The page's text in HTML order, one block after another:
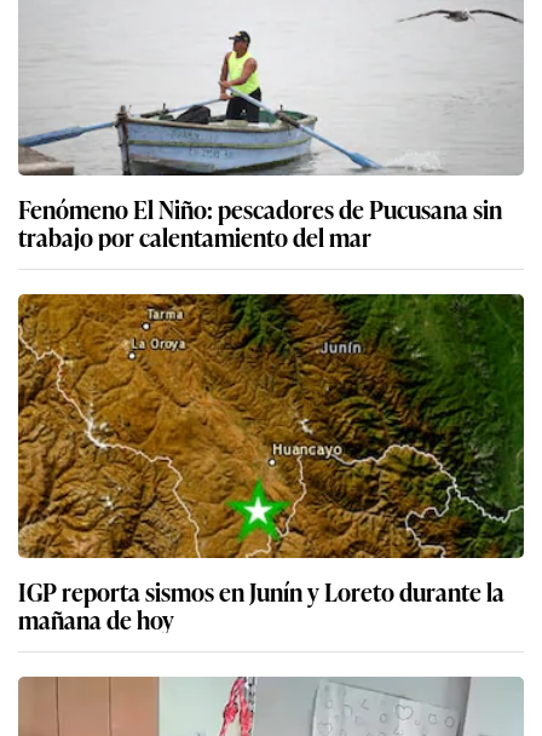
Fenómeno El Niño: pescadores de Pucusana sin
trabajo por calentamiento del mar
IGP reporta sismos en Junín y Loreto durante la
mañana de hoy